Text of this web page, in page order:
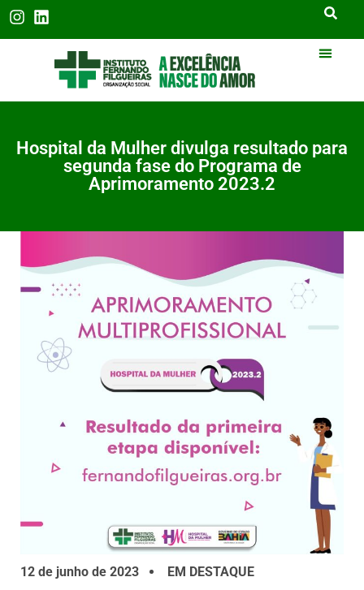
Hospital da Mulher divulga resultado para
segunda fase do Programa de
Aprimoramento 2023.2
12 de junho de 2023
EM DESTAQUE